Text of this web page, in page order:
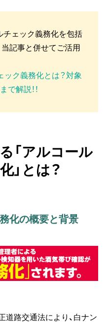
チェック義務化を包括
記事と併せてご活用
ック義務化とは？対象
解説！！
「アルコール
」とは？
化の概要と背景
路交通法により、白ナン